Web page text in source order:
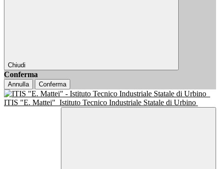
Chiudi
Conferma
Annulla Conferma
ITIS "E. Mattei" Istituto Tecnico Industriale Statale di Urbino